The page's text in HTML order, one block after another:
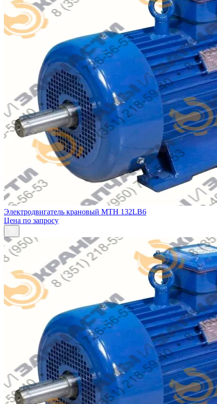
Электродвигатель крановый MTH 132LB6
Цена по запросу